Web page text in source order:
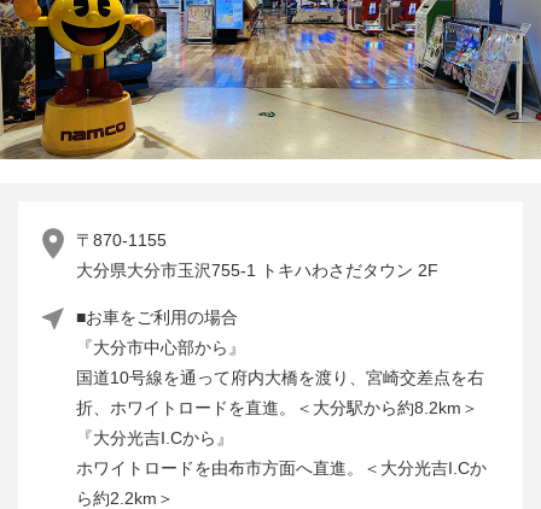
〒870-1155
大分県大分市玉沢755-1 トキハわさだタウン 2F
■お車をご利用の場合
『大分市中心部から』
国道10号線を通って府内大橋を渡り、宮崎交差点を右
折、ホワイトロードを直進。＜大分駅から約8.2km＞
『大分光吉I.Cから』
ホワイトロードを由布市方面へ直進。＜大分光吉I.Cか
ら約2.2km＞